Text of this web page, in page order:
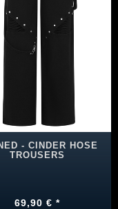
- CINDER HOSE
TROUSERS
69,90 € *